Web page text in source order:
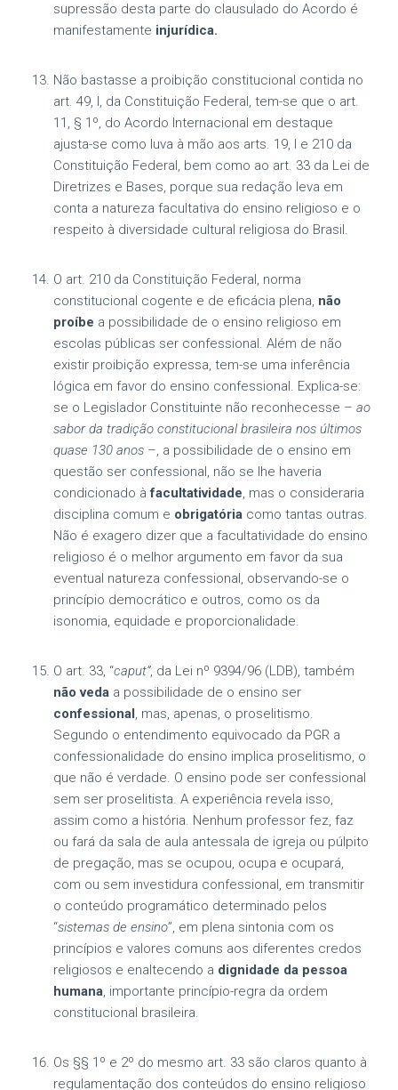
supressão desta parte do clausulado do Acordo é
manifestamente injurídica.
Não bastasse a proibição constitucional contida no
art. 49, I, da Constituição Federal, tem-se que o art.
11, § 1º, do Acordo Internacional em destaque
ajusta-se como luva à mão aos arts. 19, I e 210 da
Constituição Federal, bem como ao art. 33 da Lei de
Diretrizes e Bases, porque sua redação leva em
conta a natureza facultativa do ensino religioso e o
respeito à diversidade cultural religiosa do Brasil.
O art. 210 da Constituição Federal, norma
constitucional cogente e de eficácia plena, não
proíbe a possibilidade de o ensino religioso em
escolas públicas ser confessional. Além de não
existir proibição expressa, tem-se uma inferência
lógica em favor do ensino confessional. Explica-se:
se o Legislador Constituinte não reconhecesse – ao
sabor da tradição constitucional brasileira nos últimos
quase 130 anos –, a possibilidade de o ensino em
questão ser confessional, não se lhe haveria
condicionado àfacultatividade, mas o consideraria
disciplina comum e obrigatória como tantas outras.
Não é exagero dizer que a facultatividade do ensino
religioso é o melhor argumento em favor da sua
eventual natureza confessional, observando-se o
princípio democrático e outros, como os da
isonomia, equidade e proporcionalidade.
O art. 33, “caput”, da Lei nº 9394/96 (LDB), também
não veda a possibilidade de o ensino ser
confessional, mas, apenas, o proselitismo.
Segundo o entendimento equivocado da PGR a
confessionalidade do ensino implica proselitismo, o
que não é verdade. O ensino pode ser confessional
sem ser proselitista. A experiência revela isso,
assim como a história. Nenhum professor fez, faz
ou fará da sala de aula antessala de igreja ou púlpito
de pregação, mas se ocupou, ocupa e ocupará,
com ou sem investidura confessional, em transmitir
o conteúdo programático determinado pelos
“sistemas de ensino”, em plena sintonia com os
princípios e valores comuns aos diferentes credos
religiosos e enaltecendo a dignidade da pessoa
humana, importante princípio-regra da ordem
constitucional brasileira.
Os §§ 1º e 2º do mesmo art. 33 são claros quanto à
regulamentação dos conteúdos do ensino religioso